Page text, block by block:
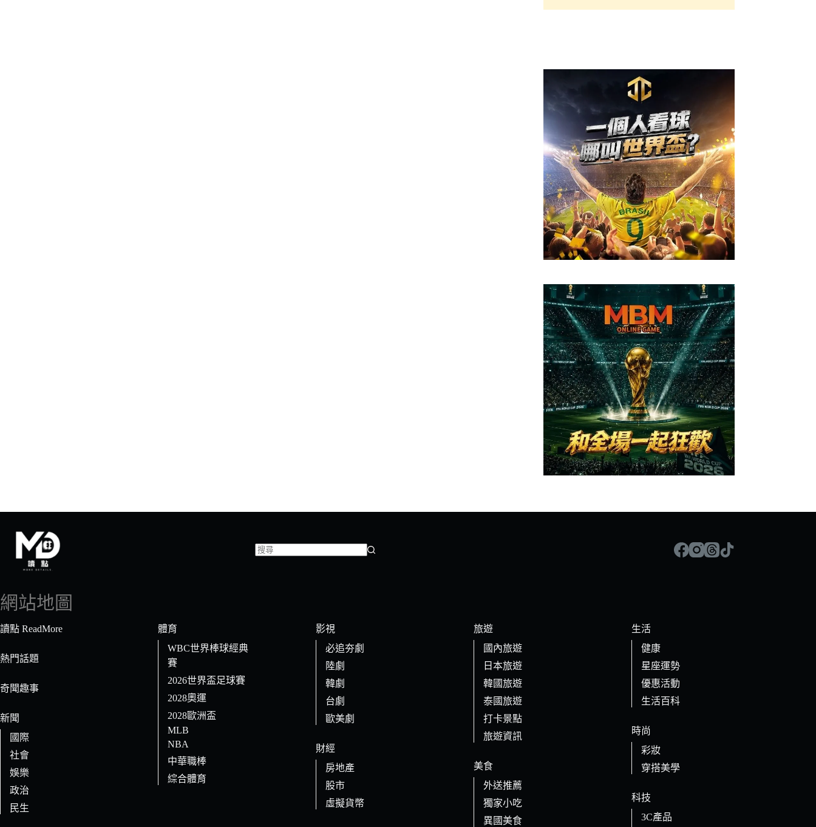
網站地圖
讀點 ReadMore
熱門話題
奇聞趣事
新聞
國際
社會
娛樂
政治
民生
體育
WBC世界棒球經典
賽
2026世界盃足球賽
2028奧運
2028歐洲盃
MLB
NBA
中華職棒
綜合體育
影視
必追夯劇
陸劇
韓劇
台劇
歐美劇
財經
房地產
股市
虛擬貨幣
旅遊
國內旅遊
日本旅遊
韓國旅遊
泰國旅遊
打卡景點
旅遊資訊
美食
外送推薦
獨家小吃
異國美食
生活
健康
星座運勢
優惠活動
生活百科
時尚
彩妝
穿搭美學
科技
3C產品